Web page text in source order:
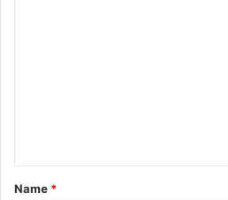
*
Name *